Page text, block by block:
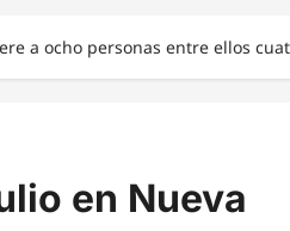
a ocho personas entre ellos
en Nueva